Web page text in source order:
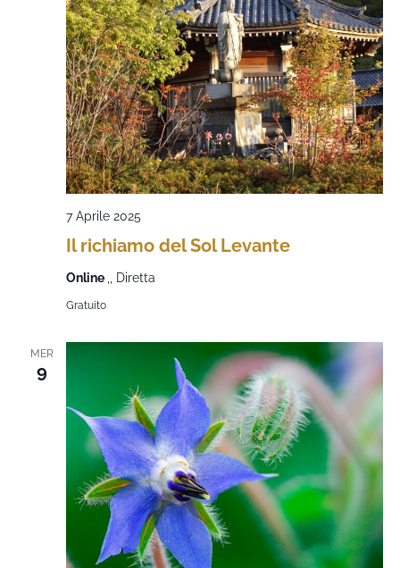
Il richiamo del Sol Levante
7 Aprile 2025
Online ,, Diretta
Gratuito
MER
9